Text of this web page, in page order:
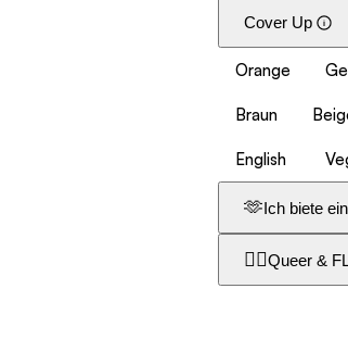
Cover Up
Orange
Braun
English
🫶Ich biete
🏳️‍🌈Queer &